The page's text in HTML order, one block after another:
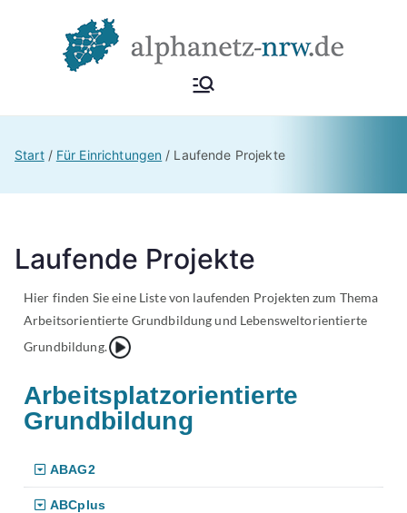
Alphan
etz
Grundbildung NRW
Start Für Einrichtungen Laufende Projekte
Laufende Projekte
Hier finden Sie eine Liste von laufenden Projekten zum Thema
Arbeitsorientierte Grundbildung und Lebensweltorientierte
Grundbildung.
{Play}
Arbeitsplatzorientierte
Grundbildung
ABAG2
ABCplus